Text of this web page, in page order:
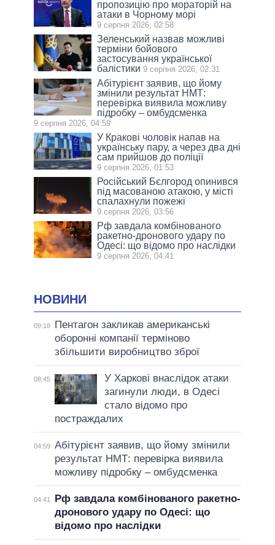
пропозицію про мораторій на
атаки в Чорному морі
9 серпня 2026, 02:58
Зеленський назвав можливі
терміни бойового
застосування української
балістики 9 серпня 2026, 02:31
Абітурієнт заявив, що йому
змінили результат НМТ:
перевірка виявила можливу
підробку – омбудсменка
9 серпня 2026, 04:59
У Кракові чоловік напав на
українську пару, а через два дні
сам прийшов до поліції
9 серпня 2026, 01:53
Російський Бєлгород опинився
під масованою атакою, у місті
спалахнули пожежі
9 серпня 2026, 03:56
Рф завдала комбінованого
ракетно-дронового удару по
Одесі: що відомо про наслідки
9 серпня 2026, 04:41
НОВИНИ
09:18
Пентагон закликав американські
оборонні компанії терміново
збільшити виробництво зброї
08:45
У Харкові внаслідок атаки
загинули люди, в Одесі
стало відомо про
постраждалих
04:59 Абітурієнт заявив, що йому змінили
результат НМТ: перевірка виявила
можливу підробку – омбудсменка
04:41
Рф завдала комбінованого ракетно-
дронового удару по Одесі: що
відомо про наслідки